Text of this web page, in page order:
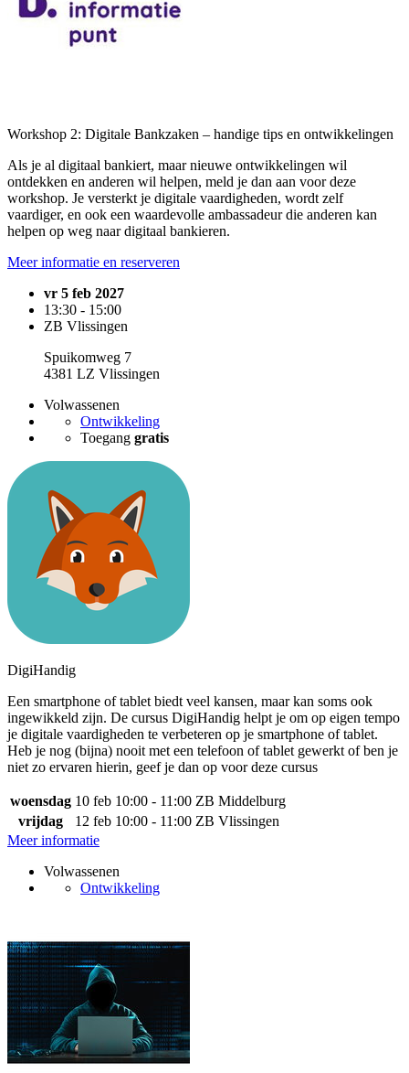
Workshop 2: Digitale Bankzaken – handige tips en ontwikkelingen
Als je al digitaal bankiert, maar nieuwe ontwikkelingen wil
ontdekken en anderen wil helpen, meld je dan aan voor deze
workshop. Je versterkt je digitale vaardigheden, wordt zelf
vaardiger, en ook een waardevolle ambassadeur die anderen kan
helpen op weg naar digitaal bankieren.
Meer informatie en reserveren
vr 5 feb 2027
13:30 - 15:00
ZB Vlissingen
Spuikomweg 7
4381 LZ Vlissingen
Volwassenen
Ontwikkeling
Toegang gratis
DigiHandig
Een smartphone of tablet biedt veel kansen, maar kan soms ook
ingewikkeld zijn. De cursus DigiHandig helpt je om op eigen tempo
je digitale vaardigheden te verbeteren op je smartphone of tablet.
Heb je nog (bijna) nooit met een telefoon of tablet gewerkt of ben je
niet zo ervaren hierin, geef je dan op voor deze cursus
woensdag 10 feb 10:00 - 11:00 ZB Middelburg
vrijdag
12 feb 10:00 - 11:00 ZB Vlissingen
Meer informatie
Volwassenen
Ontwikkeling